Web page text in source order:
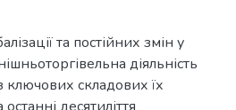
та постійних змін у
діяльність
ключових складових їх